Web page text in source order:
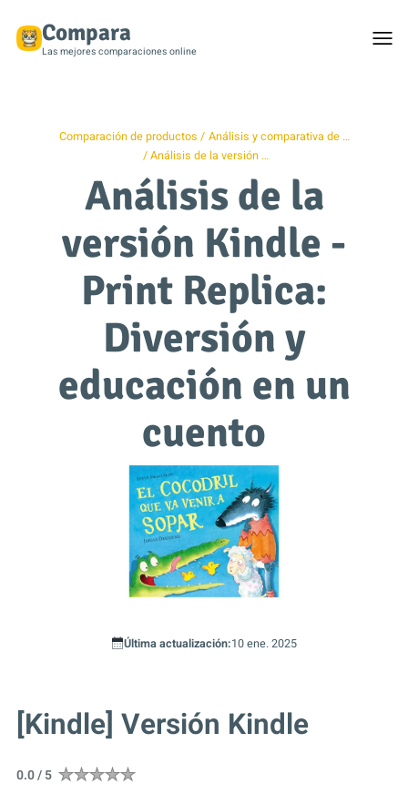
Compara
Las mejores comparaciones online
Comparación de productos
Análisis y comparativa de …
Análisis de la versión …
Análisis de la
versión Kindle -
Print Replica:
Diversión y
educación en un
cuento
Última actualización:10 ene. 2025
[Kindle] Versión Kindle
0.0 / 5